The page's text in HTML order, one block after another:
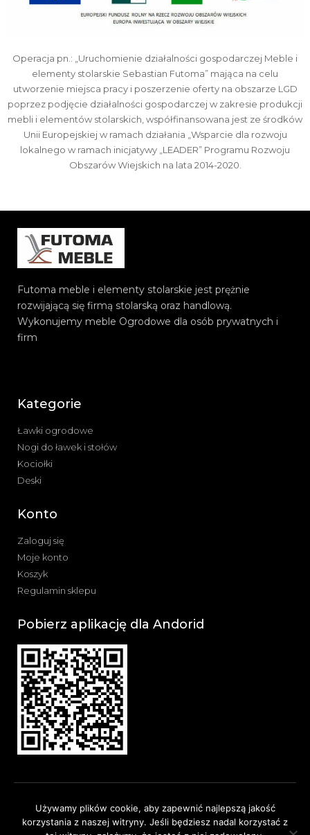
Operacja pn.: „Uruchomienie działalności gospodarczej Meble i
elementy stolarskie Sebastian Futoma” mająca na celu
utworzenie miejsca pracy i poszerzenie oferty na obszarze LGD
poprzez podjęcie działalności gospodarczej w zakresie produkcji
mebli i elementów stolarskich, współfinansowana jest ze środków
Unii Europejskiej w ramach działania „Wsparcie dla rozwoju
lokalnego w ramach inicjatywy „LEADER” Programu Rozwoju
Obszarów Wiejskich na lata 2014-2020.
Futoma meble i elementy stolarskie jest prężnie
rozwijającą się firmą stolarską oraz handlową.
Wykonujemy meble Ogrodowe dla osób prywatnych i
firm
Kategorie
Ławki ogrodowe
Nogi do ławek i stołów
Kociołki
Deski
Konto
Zaloguj się
Moje konto
Koszyk
Regulamin sklepu
Pobierz aplikację dla Andorid
© 2023 Futoma Meble. Wszelkie prawa zastrzeżone. Wykonanie Nawnet.pl
Używamy plików cookie, aby zapewnić najlepszą jakość
korzystania z naszej witryny. Jeśli będziesz nadal korzystać z